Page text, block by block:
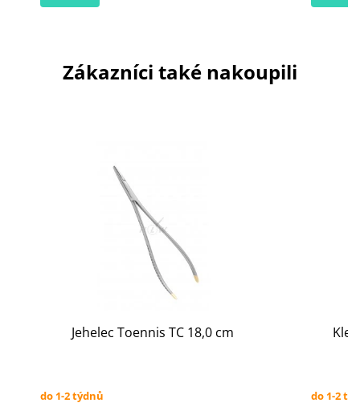
Zákazníci také nakoupili
Jehelec Toennis TC 18,0 cm
do 1-2 týdnů do 1-2